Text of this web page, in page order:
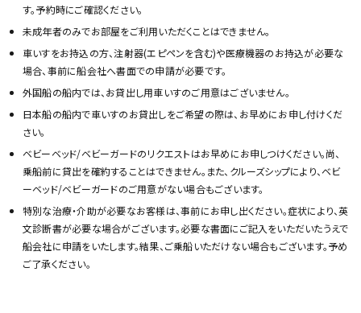
す。予約時にご確認ください。
未成年者のみでお部屋をご利用いただくことはできません。
車いすをお持込の方、注射器(エピペンを含む)や医療機器のお持込が必要な
場合、事前に船会社へ書面での申請が必要です。
外国船の船内では、お貸出し用車いすのご用意はございません。
日本船の船内で車いすのお貸出しをご希望の際は、お早めにお申し付けくだ
さい。
ベビーベッド/ベビーガードのリクエストはお早めにお申しつけください。尚、
乗船前に貸出を確約することはできません。また、クルーズシップにより、ベビ
ーベッド/ベビーガードのご用意がない場合もございます。
特別な治療・介助が必要なお客様は、事前にお申し出ください。症状により、英
文診断書が必要な場合がございます。必要な書面にご記入をいただいたうえで
船会社に申請をいたします。結果、ご乗船いただけない場合もございます。予め
ご了承ください。